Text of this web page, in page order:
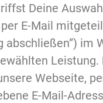
Deine
E-Mail
abschließen”)
Webseite,
E-Mail-